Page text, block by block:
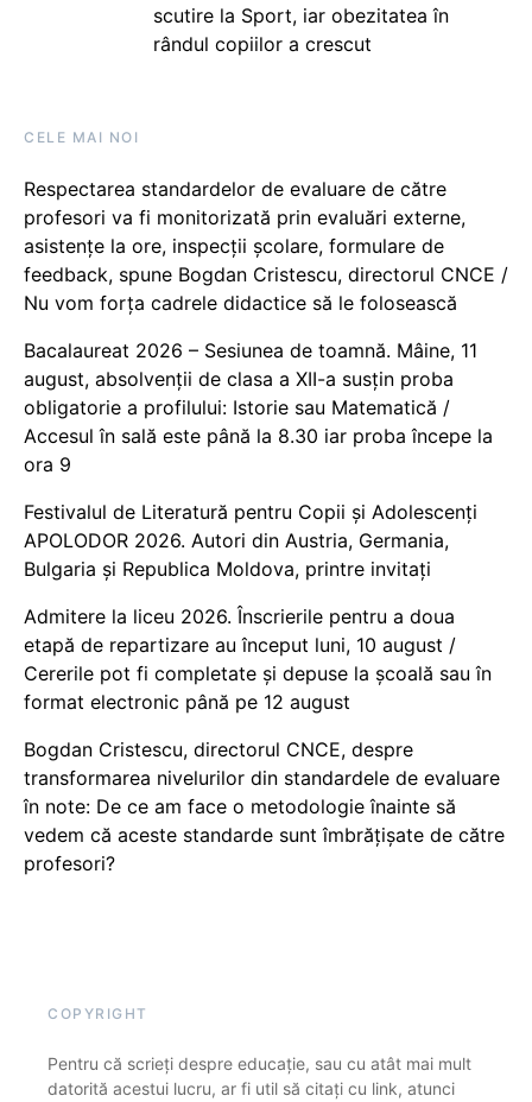
scutire la Sport, iar obezitatea în
rândul copiilor a crescut
CELE MAI NOI
Respectarea standardelor de evaluare de către
profesori va fi monitorizată prin evaluări externe,
asistențe la ore, inspecții școlare, formulare de
feedback, spune Bogdan Cristescu, directorul CNCE /
Nu vom forța cadrele didactice să le folosească
Bacalaureat 2026 – Sesiunea de toamnă. Mâine, 11
august, absolvenții de clasa a XII-a susțin proba
obligatorie a profilului: Istorie sau Matematică /
Accesul în sală este până la 8.30 iar proba începe la
ora 9
Festivalul de Literatură pentru Copii și Adolescenți
APOLODOR 2026. Autori din Austria, Germania,
Bulgaria și Republica Moldova, printre invitați
Admitere la liceu 2026. Înscrierile pentru a doua
etapă de repartizare au început luni, 10 august /
Cererile pot fi completate și depuse la școală sau în
format electronic până pe 12 august
Bogdan Cristescu, directorul CNCE, despre
transformarea nivelurilor din standardele de evaluare
în note: De ce am face o metodologie înainte să
vedem că aceste standarde sunt îmbrățișate de către
profesori?
COPYRIGHT
Pentru că scrieți despre educație, sau cu atât mai mult
datorită acestui lucru, ar fi util să citați cu link, atunci